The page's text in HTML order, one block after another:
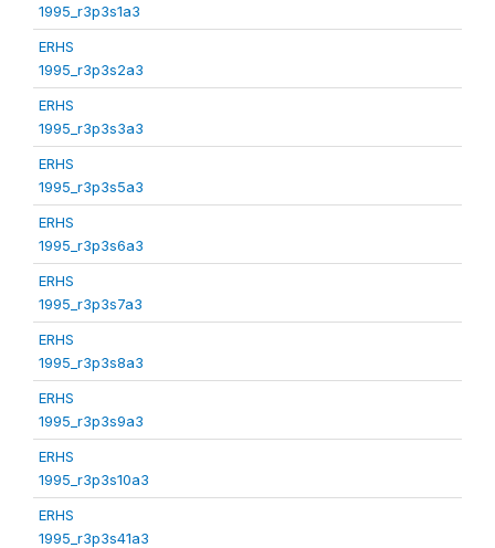
1995_r3p3s1a3
ERHS
1995_r3p3s2a3
ERHS
1995_r3p3s3a3
ERHS
1995_r3p3s5a3
ERHS
1995_r3p3s6a3
ERHS
1995_r3p3s7a3
ERHS
1995_r3p3s8a3
ERHS
1995_r3p3s9a3
ERHS
1995_r3p3s10a3
ERHS
1995_r3p3s41a3